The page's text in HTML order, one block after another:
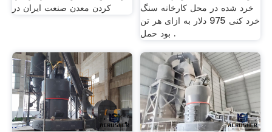
کردن معدن صنعت ایران در
خرد شده در محل کارخانه سنگ
خرد کنی 975 دلار به ازای هر تن
بود حمل .